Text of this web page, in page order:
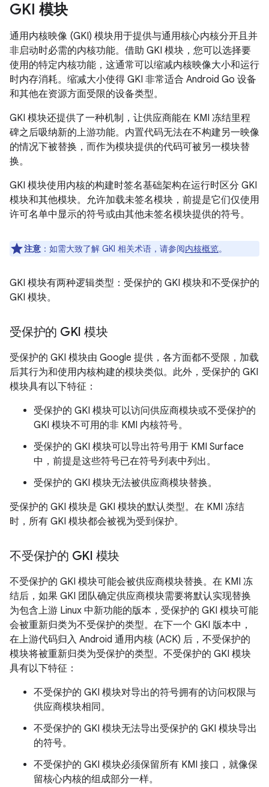
GKI 模块
通用内核映像 (GKI) 模块用于提供与通用核心内核分开且并
非启动时必需的内核功能。借助 GKI 模块，您可以选择要
使用的特定内核功能，这通常可以缩减内核映像大小和运行
时内存消耗。缩减大小使得 GKI 非常适合 Android Go 设备
和其他在资源方面受限的设备类型。
GKI 模块还提供了一种机制，让供应商能在 KMI 冻结里程
碑之后吸纳新的上游功能。内置代码无法在不构建另一映像
的情况下被替换，而作为模块提供的代码可被另一模块替
换。
GKI 模块使用内核的构建时签名基础架构在运行时区分 GKI
模块和其他模块。允许加载未签名模块，前提是它们仅使用
许可名单中显示的符号或由其他未签名模块提供的符号。
注意 ：如需大致了解 GKI 相关术语，请参阅内核概览。
GKI 模块有两种逻辑类型：受保护的 GKI 模块和不受保护的
GKI 模块。
受保护的 GKI 模块
受保护的 GKI 模块由 Google 提供，各方面都不受限，加载
后其行为和使用内核构建的模块类似。此外，受保护的 GKI
模块具有以下特征：
受保护的 GKI 模块可以访问供应商模块或不受保护的
GKI 模块不可用的非 KMI 内核符号。
受保护的 GKI 模块可以导出符号用于 KMI Surface
中，前提是这些符号已在符号列表中列出。
受保护的 GKI 模块无法被供应商模块替换。
受保护的 GKI 模块是 GKI 模块的默认类型。在 KMI 冻结
时，所有 GKI 模块都会被视为受到保护。
不受保护的 GKI 模块
不受保护的 GKI 模块可能会被供应商模块替换。在 KMI 冻
结后，如果 GKI 团队确定供应商模块需要将默认实现替换
为包含上游 Linux 中新功能的版本，受保护的 GKI 模块可能
会被重新归类为不受保护的类型。在下一个 GKI 版本中，
在上游代码归入 Android 通用内核 (ACK) 后，不受保护的
模块将被重新归类为受保护的类型。不受保护的 GKI 模块
具有以下特征：
不受保护的 GKI 模块对导出的符号拥有的访问权限与
供应商模块相同。
不受保护的 GKI 模块无法导出受保护的 GKI 模块导出
的符号。
不受保护的 GKI 模块必须保留所有 KMI 接口，就像保
留核心内核的组成部分一样。